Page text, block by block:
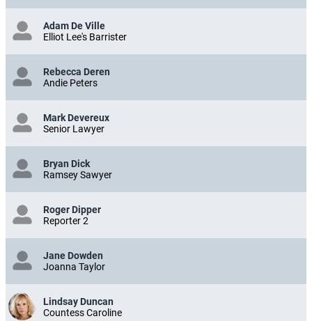
Adam De Ville
Elliot Lee's Barrister
Rebecca Deren
Andie Peters
Mark Devereux
Senior Lawyer
Bryan Dick
Ramsey Sawyer
Roger Dipper
Reporter 2
Jane Dowden
Joanna Taylor
Lindsay Duncan
Countess Caroline